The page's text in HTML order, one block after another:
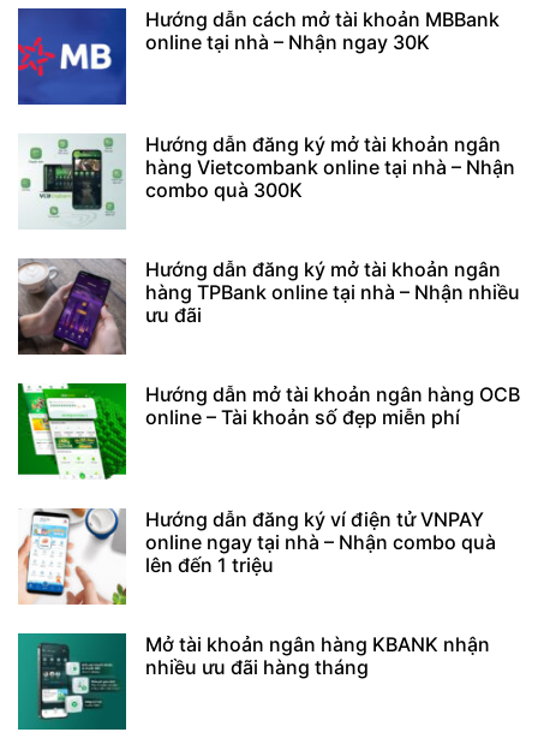
Hướng dẫn cách mở tài khoản MBBank
online tại nhà – Nhận ngay 30K
Hướng dẫn đăng ký mở tài khoản ngân
hàng Vietcombank online tại nhà – Nhận
combo quà 300K
Hướng dẫn đăng ký mở tài khoản ngân
hàng TPBank online tại nhà – Nhận nhiều
ưu đãi
Hướng dẫn mở tài khoản ngân hàng OCB
online – Tài khoản số đẹp miễn phí
Hướng dẫn đăng ký ví điện tử VNPAY
online ngay tại nhà – Nhận combo quà
lên đến 1 triệu
Mở tài khoản ngân hàng KBANK nhận
nhiều ưu đãi hàng tháng